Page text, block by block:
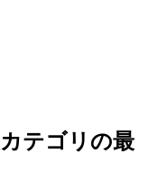
カテゴリの最